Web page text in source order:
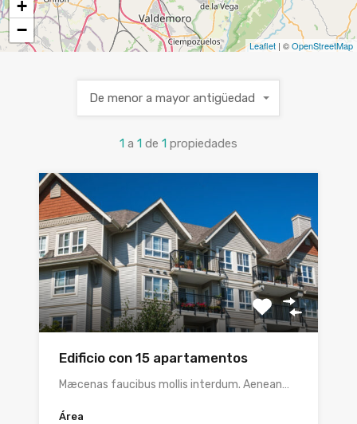
+
−
Leaflet | ©OpenStreetMap
1 a 1 de 1 propiedades
De menor a mayor antigüedad
Edificio con 15 apartamentos
Mæcenas faucibus mollis interdum. Aenean…
Área